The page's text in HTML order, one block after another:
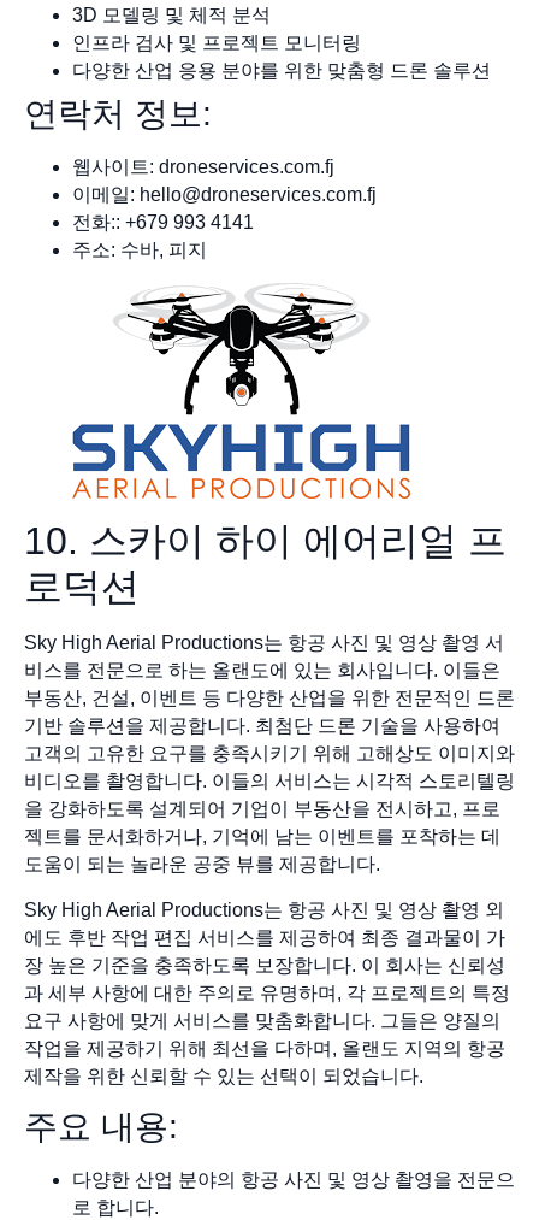
3D 모델링 및 체적 분석
인프라 검사 및 프로젝트 모니터링
다양한 산업 응용 분야를 위한 맞춤형 드론 솔루션
연락처 정보:
웹사이트: droneservices.com.fj
이메일: hello@droneservices.com.fj
전화:: +679 993 4141
주소: 수바, 피지
10. 스카이 하이 에어리얼 프
로덕션
Sky High Aerial Productions는 항공 사진 및 영상 촬영 서
비스를 전문으로 하는 올랜도에 있는 회사입니다. 이들은
부동산, 건설, 이벤트 등 다양한 산업을 위한 전문적인 드론
기반 솔루션을 제공합니다. 최첨단 드론 기술을 사용하여
고객의 고유한 요구를 충족시키기 위해 고해상도 이미지와
비디오를 촬영합니다. 이들의 서비스는 시각적 스토리텔링
을 강화하도록 설계되어 기업이 부동산을 전시하고, 프로
젝트를 문서화하거나, 기억에 남는 이벤트를 포착하는 데
도움이 되는 놀라운 공중 뷰를 제공합니다.
Sky High Aerial Productions는 항공 사진 및 영상 촬영 외
에도 후반 작업 편집 서비스를 제공하여 최종 결과물이 가
장 높은 기준을 충족하도록 보장합니다. 이 회사는 신뢰성
과 세부 사항에 대한 주의로 유명하며, 각 프로젝트의 특정
요구 사항에 맞게 서비스를 맞춤화합니다. 그들은 양질의
작업을 제공하기 위해 최선을 다하며, 올랜도 지역의 항공
제작을 위한 신뢰할 수 있는 선택이 되었습니다.
주요 내용:
다양한 산업 분야의 항공 사진 및 영상 촬영을 전문으
로 합니다.